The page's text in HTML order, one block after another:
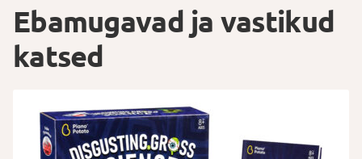
Ebamugavad ja vastikud
katsed